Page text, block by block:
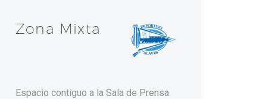
Zona Mixta
Espacio contiguo a la Sala de Prensa